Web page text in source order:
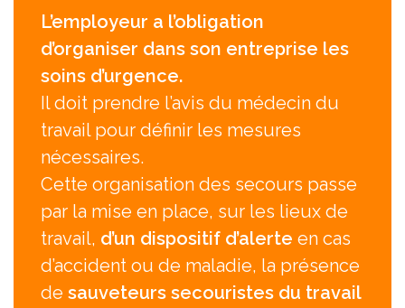
L’employeur a l’obligation
d’organiser dans son entreprise les
soins d’urgence.
Il doit prendre l’avis du médecin du
travail pour définir les mesures
nécessaires.
Cette organisation des secours passe
par la mise en place, sur les lieux de
travail, d’un dispositif d’alerte en cas
d’accident ou de maladie, la présence
de sauveteurs secouristes du travail